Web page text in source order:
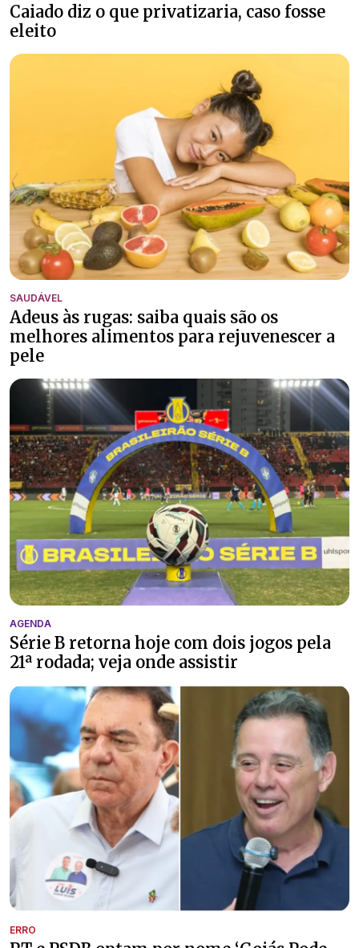
Caiado diz o que privatizaria, caso fosse
eleito
SAUDÁVEL
Adeus às rugas: saiba quais são os
melhores alimentos para rejuvenescer a
pele
AGENDA
Série B retorna hoje com dois jogos pela
21ª rodada; veja onde assistir
ERRO